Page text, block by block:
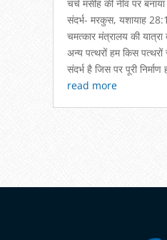
चर्च मसीह की नींव पर
संदर्भ- मरकुस, यशायाह
चमत्कार मंत्रालय की यात्रा
अन्य पत्थरों हम किस
संदर्भ है जिस पर पूरी निर्माण
read more